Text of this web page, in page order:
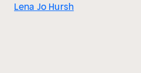
Lena Jo Hursh